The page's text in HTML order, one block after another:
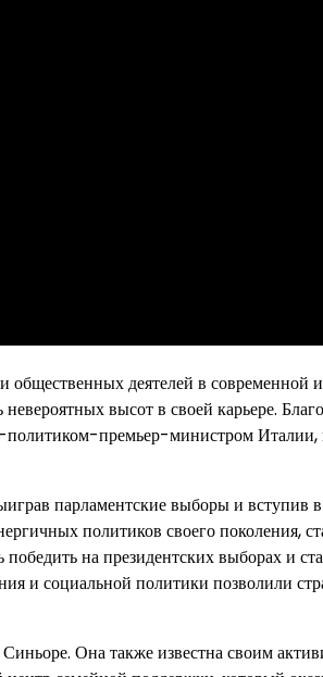
деятелей в современной
высот в своей карьере.
политиком-премьер-министром
парламентские выборы и вступив
политиков своего поколения,
победить на президентских выборах и
и социальной политики позволили
Она также известна своим